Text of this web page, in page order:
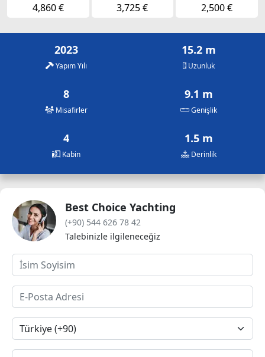
4,860 € 3,725 € 2,500 €
2023
Yapım Yılı
15.2 m
Uzunluk
8
Misafirler
9.1 m
Genişlik
4
Kabin
1.5 m
Derinlik
Best Choice Yachting
(+90) 544 626 78 42
Talebinizle ilgileneceğiz